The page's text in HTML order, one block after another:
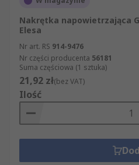
Nakrętka napowietrzająca
Elesa
Nr art. RS 914-9476
Nr części producenta 56181
Suma częściowa (1 sztuka)
21,92 zł(bez VAT)
Ilość